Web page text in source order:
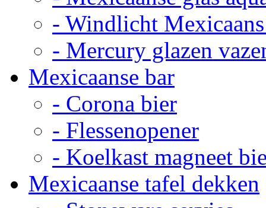
- Windlicht
- Mercury glazen
Mexicaanse bar
- Corona bier
- Flessenopener
- Koelkast magneet
Mexicaanse tafel dekken